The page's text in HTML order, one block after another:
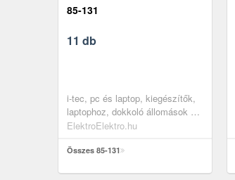
85-131
11 db
i-tec, pc és laptop, kiegészítők,
laptophoz, dokkoló állomások és
usb hubok
ElektroElektro.hu
Összes 85-131